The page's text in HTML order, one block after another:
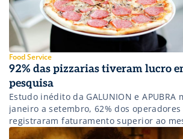
Food Service
92% das pizzarias tiveram lucro
pesquisa
Estudo inédito da GALUNION e APUBRA
janeiro a setembro, 62% dos
registraram faturamento superior ao
2023